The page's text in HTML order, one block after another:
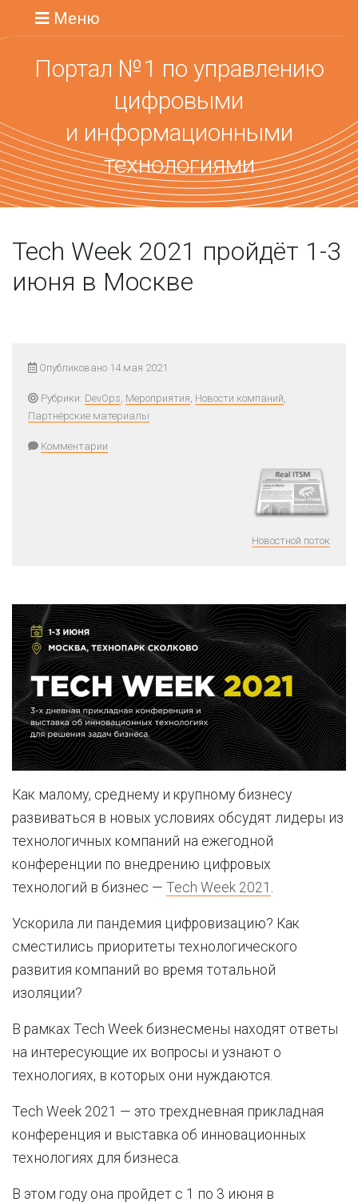
Меню
Портал №1 по управлению
цифровыми
и информационными
технологиями
Tech Week 2021 пройдёт 1-3
июня в Москве
Опубликовано 14 мая 2021
Рубрики: DevOps, Мероприятия, Новости компаний,
Партнёрские материалы
Комментарии
Новостной поток
Как малому, среднему и крупному бизнесу
развиваться в новых условиях обсудят лидеры из
технологичных компаний на ежегодной
конференции по внедрению цифровых
технологий в бизнес — Tech Week 2021 .
Ускорила ли пандемия цифровизацию? Как
сместились приоритеты технологического
развития компаний во время тотальной
изоляции?
В рамках Tech Week бизнесмены находят ответы
на интересующие их вопросы и узнают о
технологиях, в которых они нуждаются.
Tech Week 2021 — это трехдневная прикладная
конференция и выставка об инновационных
технологиях для бизнеса.
В этом году она пройдет с 1 по 3 июня в